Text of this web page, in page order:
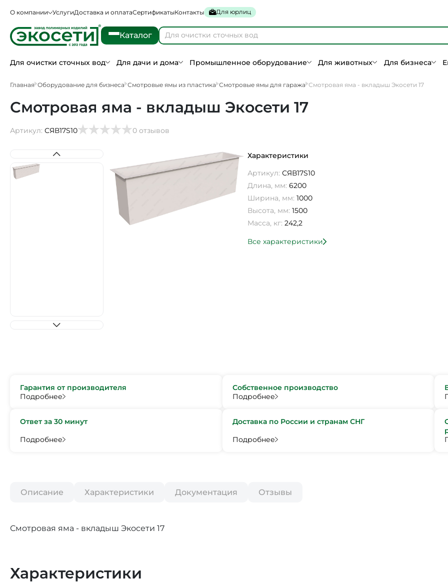
О компании УслугиДоставка и оплатаСертификатыКонтакты Для юрлиц
Каталог
Для очистки сточных вод Для дачи и дома Промышленное оборудование Для животных Для бизнеса
Главная Оборудование для бизнеса Смотровые ямы из пластика Смотровые ямы для гаража Смотровая яма - вкладыш Экосети 17
Смотровая яма - вкладыш Экосети 17
Артикул: СЯВ17S10 0 отзывов
Характеристики
Артикул: СЯВ17S10
Длина, мм: 6200
Ширина, мм: 1000
Высота, мм: 1500
Масса, кг: 242,2
Все характеристики
Гарантия от производителя
Подробнее
Собственное производство
Подробнее
Ответ за 30 минут
Подробнее
Доставка по России и странам СНГ
Подробнее
Описание Характеристики Документация Отзывы
Смотровая яма - вкладыш Экосети 17
Характеристики